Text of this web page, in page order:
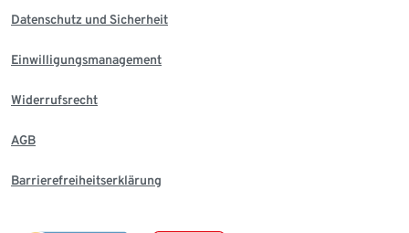
Datenschutz und Sicherheit
Einwilligungsmanagement
Widerrufsrecht
AGB
Barrierefreiheitserklärung